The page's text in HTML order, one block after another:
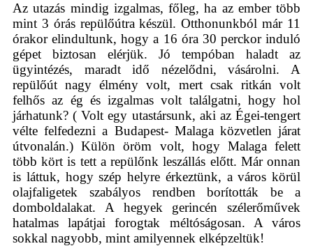
Az utazás mindig izgalmas, főleg, ha az ember több
mint 3 órás repülőútra készül. Otthonunkból már 11
órakor elindultunk, hogy a 16 óra 30 perckor induló
gépet biztosan elérjük. Jó tempóban haladt az
ügyintézés, maradt idő nézelődni, vásárolni. A
repülőút nagy élmény volt, mert csak ritkán volt
felhős az ég és izgalmas volt találgatni, hogy hol
járhatunk? ( Volt egy utastársunk, aki az Égei-tengert
vélte felfedezni a Budapest- Malaga közvetlen járat
útvonalán.) Külön öröm volt, hogy Malaga felett
több kört is tett a repülőnk leszállás előtt. Már onnan
is láttuk, hogy szép helyre érkeztünk, a város körül
olajfaligetek szabályos rendben borították be a
domboldalakat. A hegyek gerincén szélerőművek
hatalmas lapátjai forogtak méltóságosan. A város
sokkal nagyobb, mint amilyennek elképzeltük!